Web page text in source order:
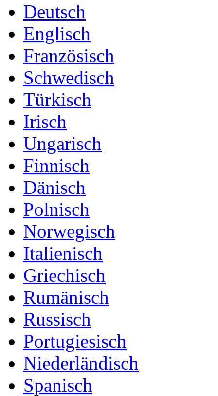
Deutsch
Englisch
Französisch
Schwedisch
Türkisch
Irisch
Ungarisch
Finnisch
Dänisch
Polnisch
Norwegisch
Italienisch
Griechisch
Rumänisch
Russisch
Portugiesisch
Niederländisch
Spanisch